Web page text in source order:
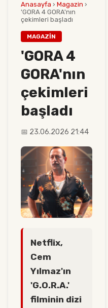
Anasayfa › Magazin ›
'GORA 4 GORA'nın
çekimleri başladı
MAGAZIN
'GORA 4
GORA'nın
çekimleri
başladı
📅 23.06.2026 21:44
Netflix,
Cem
Yılmaz'ın
'G.O.R.A.'
filminin dizi